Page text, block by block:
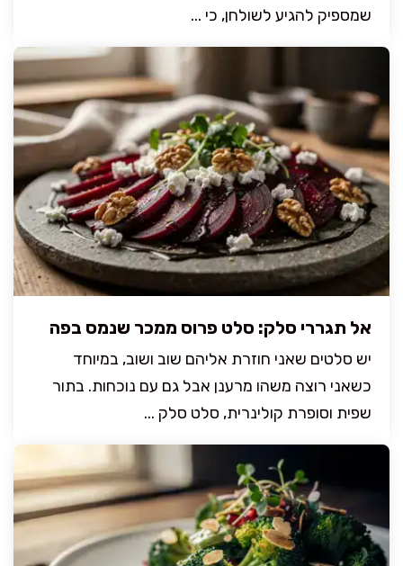
שמספיק להגיע לשולחן, כי ...
אל תגררי סלק: סלט פרוס ממכר שנמס בפה
יש סלטים שאני חוזרת אליהם שוב ושוב, במיוחד
כשאני רוצה משהו מרענן אבל גם עם נוכחות. בתור
שפית וסופרת קולינרית, סלט סלק ...